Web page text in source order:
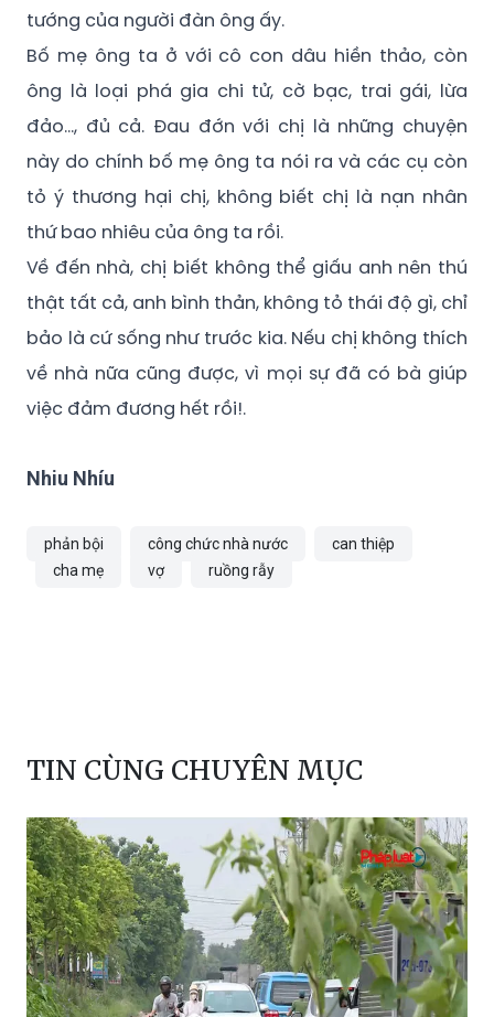
tướng của người đàn ông ấy.
Bố mẹ ông ta ở với cô con dâu hiền thảo, còn
ông là loại phá gia chi tử, cờ bạc, trai gái, lừa
đảo..., đủ cả. Đau đớn với chị là những chuyện
này do chính bố mẹ ông ta nói ra và các cụ còn
tỏ ý thương hại chị, không biết chị là nạn nhân
thứ bao nhiêu của ông ta rồi.
Về đến nhà, chị biết không thể giấu anh nên thú
thật tất cả, anh bình thản, không tỏ thái độ gì, chỉ
bảo là cứ sống như trước kia. Nếu chị không thích
về nhà nữa cũng được, vì mọi sự đã có bà giúp
việc đảm đương hết rồi!.
Nhiu Nhíu
phản bội công chức nhà nước
can thiệp
cha mẹ
vợ ruồng rẫy
TIN CÙNG CHUYÊN MỤC